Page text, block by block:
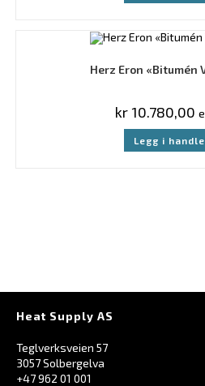
Herz Eron «Bitumén
kr 10.780,00
Legg i
Heat Supply AS
Teglverksveien 57
3057 Solbergelva
+47 962 01 001